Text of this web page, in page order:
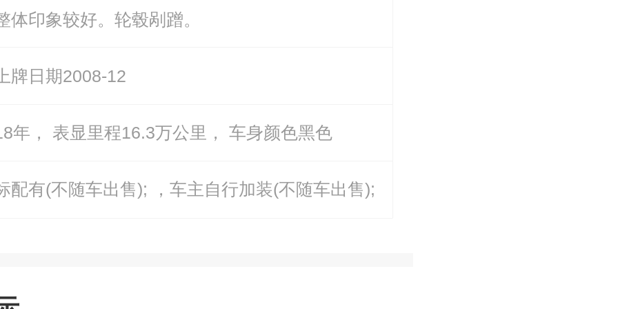
体印象较好。轮毂剐蹭。
牌日期2008-12
年， 表显里程16.3万公里， 车身颜色黑色
配有(不随车出售); ，车主自行加装(不随车出售);